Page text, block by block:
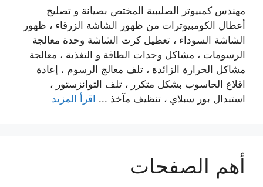
مهندس كمبيوتر الصليبية المختص بصيانة و تصليح
أعطال الكومبيوترات من ظهور الشاشة الزرقاء ، ظهور
الشاشة السوداء ، تعطيل كرت الشاشة وحدة معالجة
الرسومات ، مشاكل وحدات الطاقة و التغذية ، معالجة
مشاكل الحرارة الزائدة ، تلف معالج الرسوم ، إعادة
اقلاع الحاسوب بشكل متكرر ، تلف التوانزستور ،
استبدال بور سبلاي ، تنظيف مآخذ ... اقرأ المزيد
أهم الصفحات